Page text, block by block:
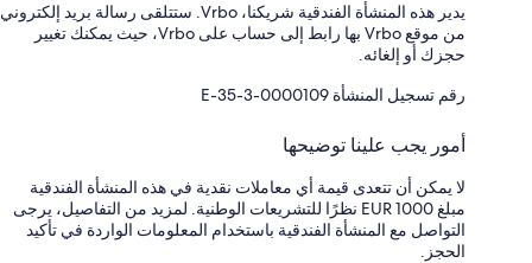
يدير هذه المنشأة الفندقية شريكنا، Vrbo. ستتلقى رسالة بريد إلكتروني
من موقع Vrbo بها رابط إلى حساب على Vrbo، حيث يمكنك تغيير
حجزك أو إلغائه.
رقم تسجيل المنشأة ⁦E-35-3-0000109⁩
أمور يجب علينا توضيحها
لا يمكن أن تتعدى قيمة أي معاملات نقدية في هذه المنشأة الفندقية
مبلغ EUR 1000 نظرًا للتشريعات الوطنية. لمزيد من التفاصيل، يرجى
التواصل مع المنشأة الفندقية باستخدام المعلومات الواردة في تأكيد
الحجز.